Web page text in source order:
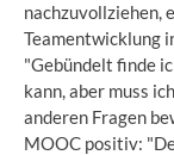
nachzuvollziehen,
Teamentwicklung
"Gebündelt finde
kann, aber muss
anderen Fragen
MOOC positiv: